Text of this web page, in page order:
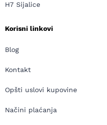
H7 Sijalice
Korisni linkovi
Blog
Kontakt
Opšti uslovi kupovine
Načini plaćanja